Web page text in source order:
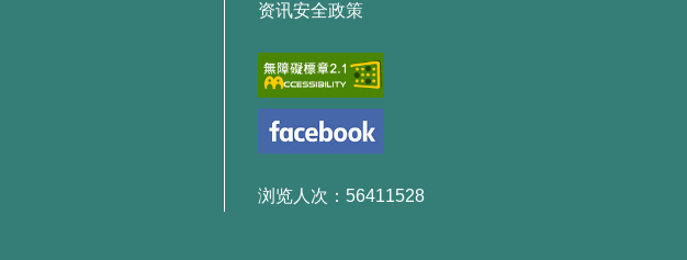
资讯安全政策
浏览人次：56411528